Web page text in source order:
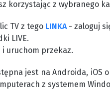
korzystając z wybranego
TV z tego LINKA- zaloguj
LIVE.
uruchom przekaz.
jest na Androida, iOS
z systemem